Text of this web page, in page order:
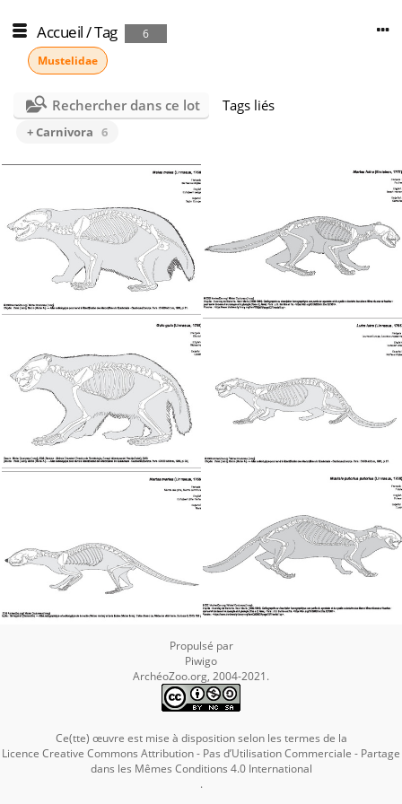
Accueil/Tag
6
Mustelidae
Rechercher dans ce lot Tags liés
+ Carnivora 6
Propulsé par
Piwigo
ArchéoZoo.org, 2004-2021.
Ce(tte) œuvre est mise à disposition selon les termes de la
Licence Creative Commons Attribution - Pas d’Utilisation Commerciale - Partage
dans les Mêmes Conditions 4.0 International
.